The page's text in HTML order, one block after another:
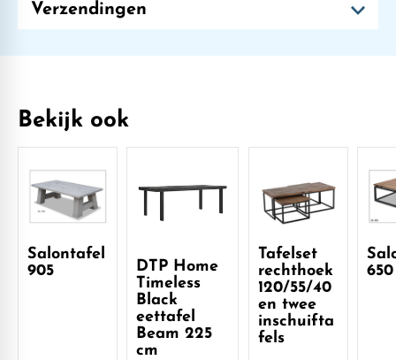
Verzendingen
Bekijk ook
Salontafel
905
DTP Home
Timeless
Black
eettafel
Beam 225
cm
Tafelset
rechthoek
120/55/40
en twee
inschuifta
fels
650